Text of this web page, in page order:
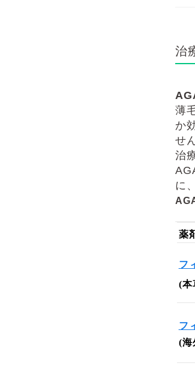
治
薄
か
せ
治
に
薬
フ
(本
フ
(海